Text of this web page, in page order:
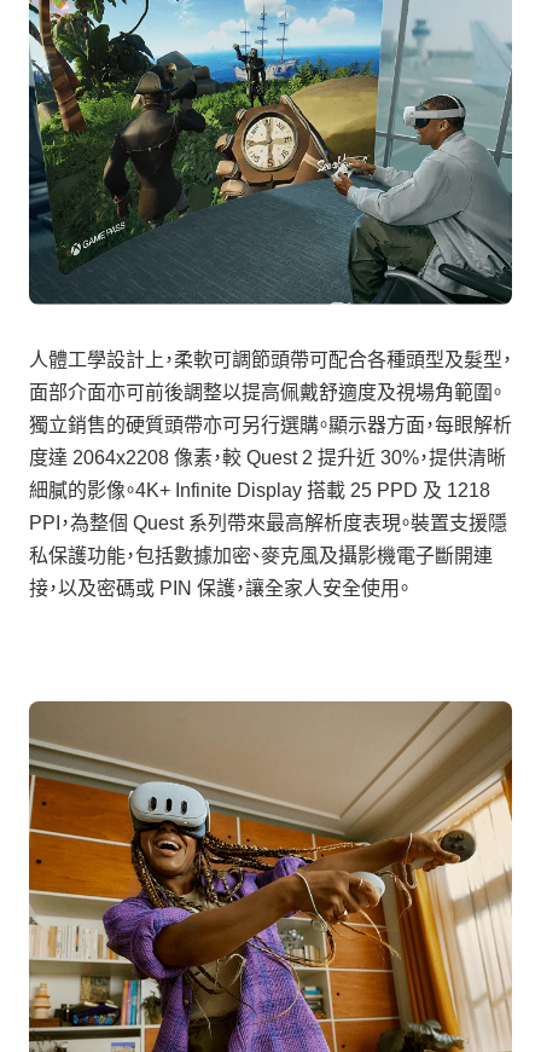
人體工學設計上，柔軟可調節頭帶可配合各種頭型及髮型，
面部介面亦可前後調整以提高佩戴舒適度及視場角範圍。
獨立銷售的硬質頭帶亦可另行選購。顯示器方面，每眼解析
度達 2064x2208 像素，較 Quest 2 提升近 30%，提供清晰
細膩的影像。4K+ Infinite Display 搭載 25 PPD 及 1218
PPI，為整個 Quest 系列帶來最高解析度表現。裝置支援隱
私保護功能，包括數據加密、麥克風及攝影機電子斷開連
接，以及密碼或 PIN 保護，讓全家人安全使用。